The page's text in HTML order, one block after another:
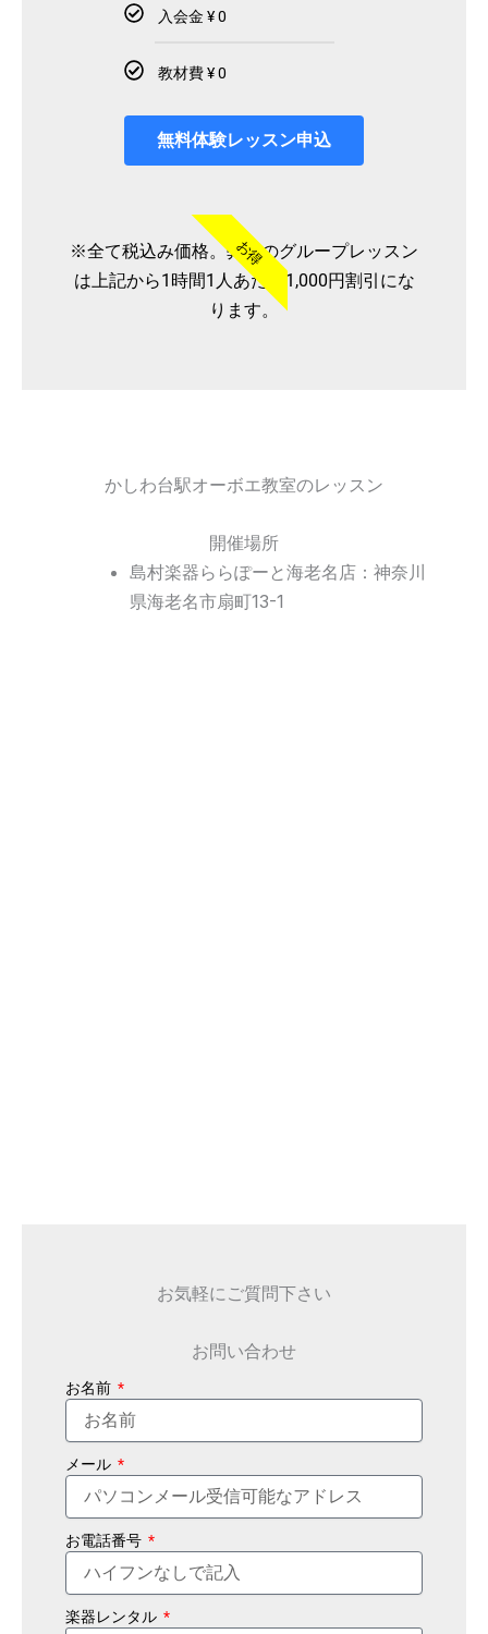
入会金 ¥ 0
教材費 ¥ 0
無料体験レッスン申込
お得
※全て税込み価格。弊社のグループレッスン
は上記から1時間1人あたり1,000円割引にな
ります。
かしわ台駅オーボエ教室のレッスン
開催場所
島村楽器ららぽーと海老名店：神奈川
県海老名市扇町13-1
お気軽にご質問下さい
お問い合わせ
お名前
メール
お電話番号
楽器レンタル